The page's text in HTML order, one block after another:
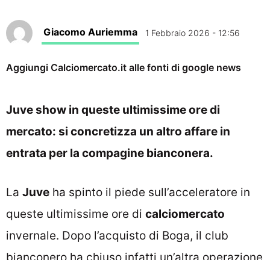
Giacomo Auriemma 1 Febbraio 2026 - 12:56
Aggiungi Calciomercato.it alle fonti di google news
Juve show in queste ultimissime ore di
mercato: si concretizza un altro affare in
entrata per la compagine bianconera.
La Juve ha spinto il piede sull’acceleratore in
queste ultimissime ore di calciomercato
invernale. Dopo l’acquisto di Boga, il club